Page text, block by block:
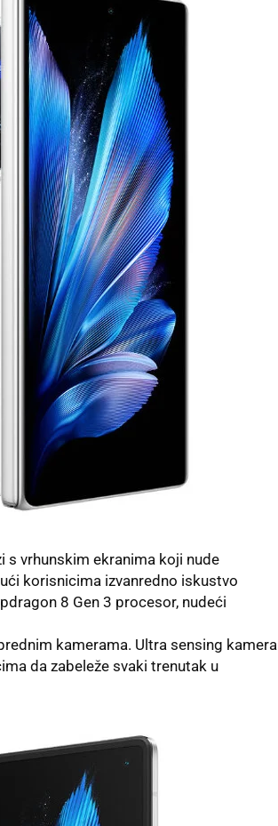
s vrhunskim ekranima koji nude
korisnicima izvanredno iskustvo
8 Gen 3 procesor, nudeći
kamerama. Ultra sensing kamera
da zabeleže svaki trenutak u